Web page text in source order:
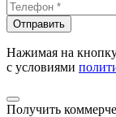
Отправить
Нажимая на
с условиями
Получить